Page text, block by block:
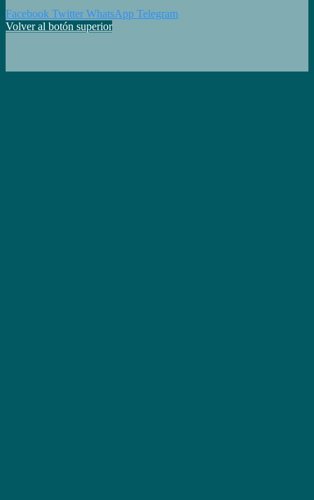
Facebook Twitter WhatsApp Telegram
Volver al botón superior